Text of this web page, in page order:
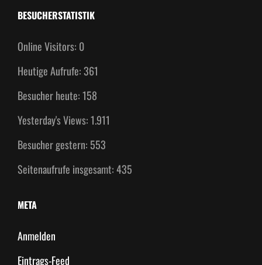
BESUCHERSTATISTIK
Online Visitors: 0
Heutige Aufrufe:361
Besucher heute:158
Yesterday's Views:1.911
Besucher gestern: 553
Seitenaufrufe insgesamt:435
META
Anmelden
Eintrags-Feed